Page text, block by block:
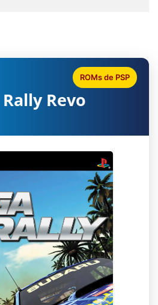
Rally Revo
ROMs de PSP